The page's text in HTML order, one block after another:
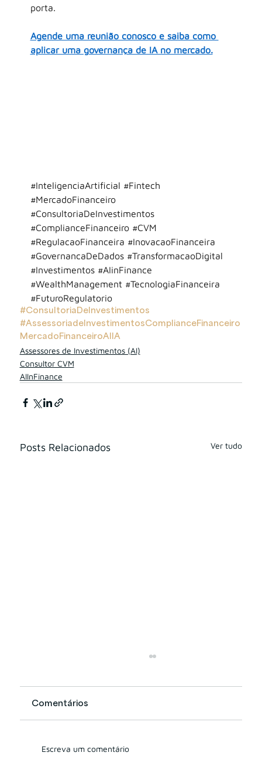
porta.
Agende uma reunião conosco e saiba como
aplicar uma governança de IA no mercado.
#InteligenciaArtificial #Fintech
#MercadoFinanceiro
#ConsultoriaDeInvestimentos
#ComplianceFinanceiro #CVM
#RegulacaoFinanceira #InovacaoFinanceira
#GovernancaDeDados #TransformacaoDigital
#Investimentos #AIinFinance
#WealthManagement #TecnologiaFinanceira
#FuturoRegulatorio
#ConsultoriaDeInvestimentos
#AssessoriadeInvestimentosComplianceFinanceiro
MercadoFinanceiroAIIA
Assessores de Investimentos (AI)
Consultor CVM
AIInFinance
Posts Relacionados Ver tudo
Comentários
Escreva um comentário